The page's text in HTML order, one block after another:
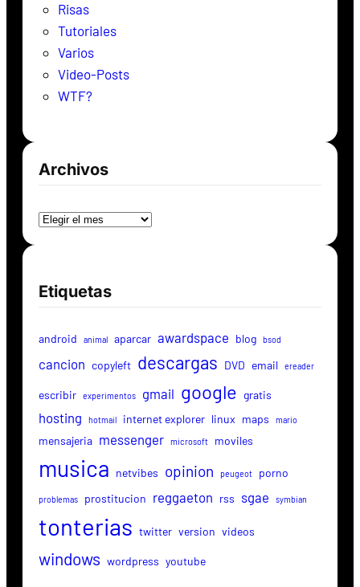
Risas
Tutoriales
Varios
Video-Posts
WTF?
Archivos
Etiquetas
android animal aparcar awardspace blog bsod
cancion copyleft descargas DVD email ereader
escribir experimentos gmail google gratis
hosting hotmail internet explorer linux maps mario
mensajeria messenger microsoft moviles
musica netvibes opinion peugeot porno
problemas prostitucion reggaeton rss sgae symbian
tonterias twitter version videos
windows wordpress youtube